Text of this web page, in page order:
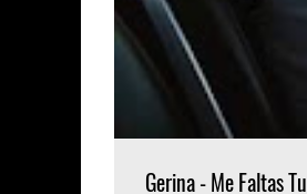
Gerina - Me Faltas Tu